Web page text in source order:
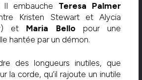
Il embauche Teresa Palmer
Kristen Stewart et Alycia
et Maria Bello pour une
hantée par un démon.
des longueurs inutiles, que
la corde, qu’il rajoute un inutile